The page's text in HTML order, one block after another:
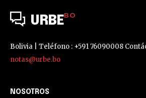
URBEBO
Bolivia | Teléfono : +591 76090008
notas@urbe.bo
NOSOTROS